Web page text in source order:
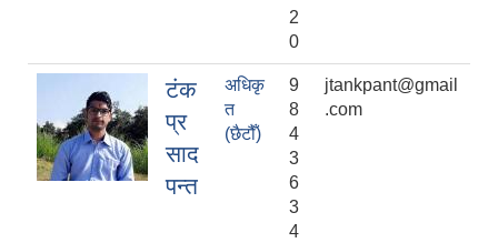
2
0
टंक
प्र
साद
पन्त
अधिकृ
त
(छैटौँ)
9
8
4
3
6
3
4
jtankpant@gmail
.com